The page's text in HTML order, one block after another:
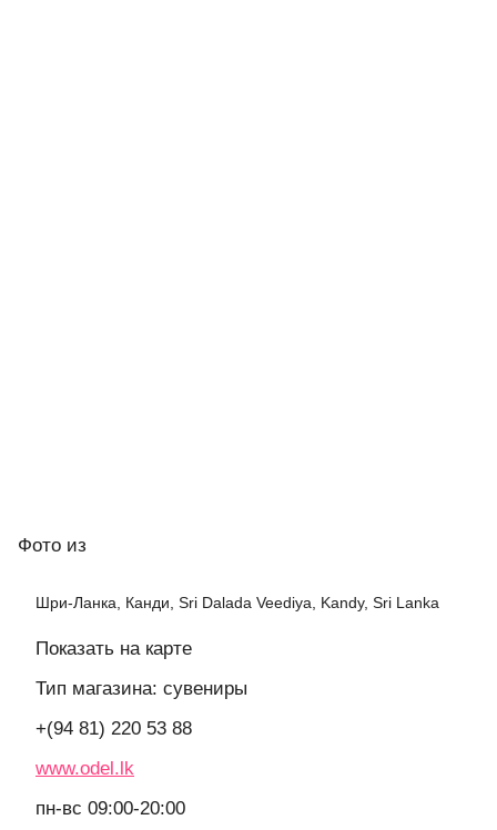
Фото из
Шри-Ланка, Канди, Sri Dalada Veediya, Kandy, Sri Lanka
Показать на карте
Тип магазина: сувениры
+(94 81) 220 53 88
www.odel.lk
пн-вс 09:00-20:00